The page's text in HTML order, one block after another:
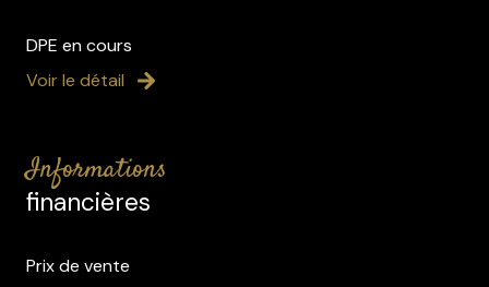
DPE en cours
Voir le détail
informations
financières
Prix de vente